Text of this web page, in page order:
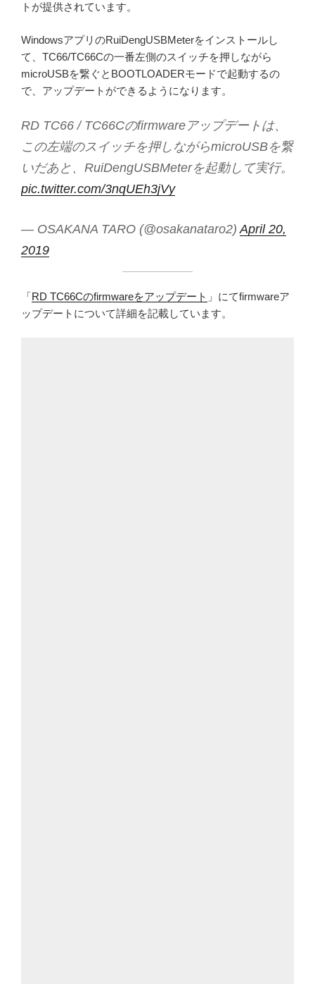
トが提供されています。
WindowsアプリのRuiDengUSBMeterをインストールし
て、TC66/TC66Cの一番左側のスイッチを押しながら
microUSBを繋ぐとBOOTLOADERモードで起動するの
で、アップデートができるようになります。
RD TC66 / TC66Cのfirmwareアップデートは、
この左端のスイッチを押しながらmicroUSBを繋
いだあと、RuiDengUSBMeterを起動して実行。
pic.twitter.com/3nqUEh3jVy
— OSAKANA TARO (@osakanataro2)April 20,
2019
「RD TC66Cのfirmwareをアップデート 」にてfirmwareア
ップデートについて詳細を記載しています。